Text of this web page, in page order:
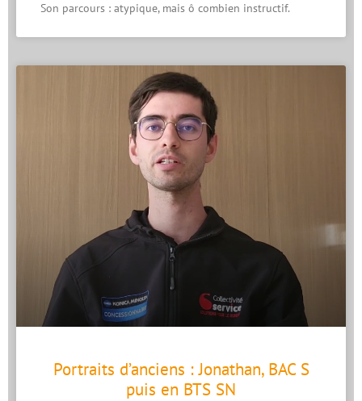
Son parcours : atypique, mais ô combien instructif.
Portraits d’anciens : Jonathan, BAC S
puis en BTS SN